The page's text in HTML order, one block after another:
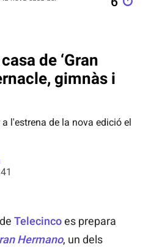
de ‘Gran
gimnàs i
l'estrena de la nova edició el
Telecincoes prepara
Hermano, un dels